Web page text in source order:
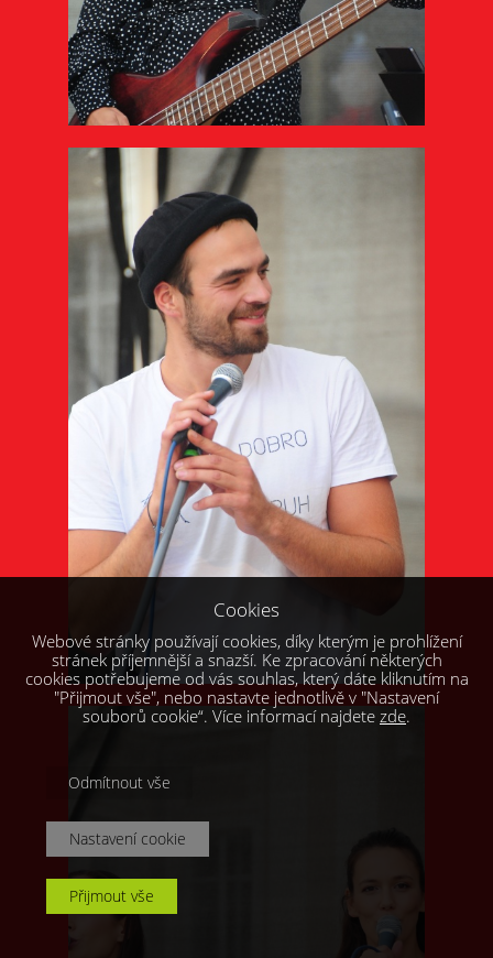
Cookies
Webové stránky používají cookies, díky kterým je prohlížení
stránek příjemnější a snazší. Ke zpracování některých
cookies potřebujeme od vás souhlas, který dáte kliknutím na
"Přijmout vše", nebo nastavte jednotlivě v "Nastavení
souborů cookie“. Více informací najdete zde.
Odmítnout vše
Nastavení cookie
Přijmout vše